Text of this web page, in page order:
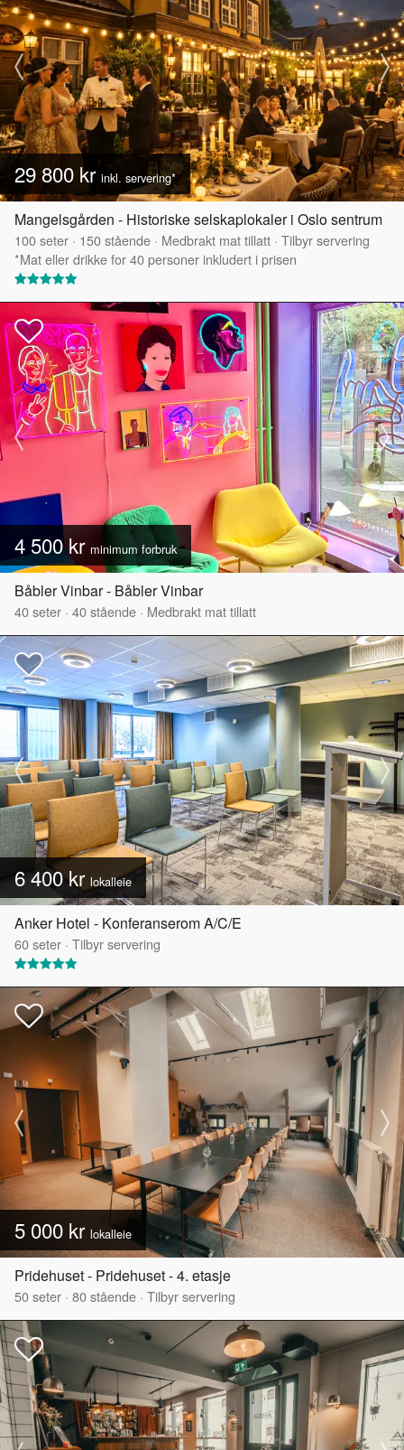
29 800 kr inkl. servering*
Mangelsgården - Historiske selskaplokaler i Oslo sentrum
100seter · 150stående · Medbrakt mat tillatt · Tilbyr servering
*Mat eller drikke for 40 personer inkludert i prisen
4 500 kr minimum forbruk
Båbler Vinbar - Båbler Vinbar
40seter · 40stående · Medbrakt mat tillatt
6 400 kr lokalleie
Anker Hotel - Konferanserom A/C/E
60seter · Tilbyr servering
5 000 kr lokalleie
Pridehuset - Pridehuset - 4. etasje
50seter · 80stående · Tilbyr servering